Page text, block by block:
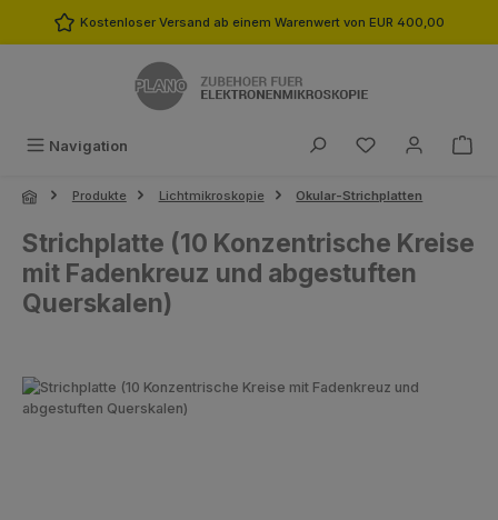
Zum Hauptinhalt springen
Kostenloser Versand ab einem Warenwert von EUR 400,00
Navigation Du hast 0
Produkte Lichtmikroskopie Okular-Strichplatten
Strichplatte (10 Konzentrische Kreise
mit Fadenkreuz und abgestuften
Querskalen)
Bildergalerie überspringen